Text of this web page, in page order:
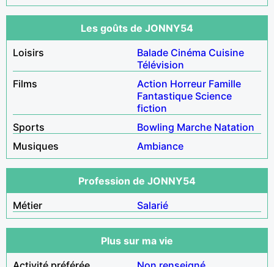
Les goûts de JONNY54
Loisirs
Balade Cinéma Cuisine
Télévision
Films
Action Horreur Famille
Fantastique Science
fiction
Sports
Bowling Marche Natation
Musiques
Ambiance
Profession de JONNY54
Métier
Salarié
Plus sur ma vie